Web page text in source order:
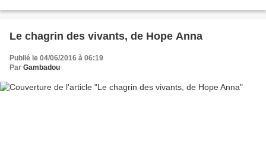
Le chagrin des vivants, de Hope Anna
Publié le 04/06/2016 à 06:19
Par Gambadou